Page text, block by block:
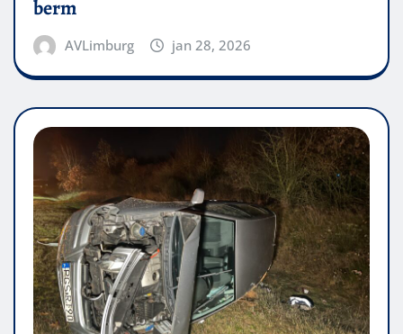
berm
AVLimburg jan 28, 2026